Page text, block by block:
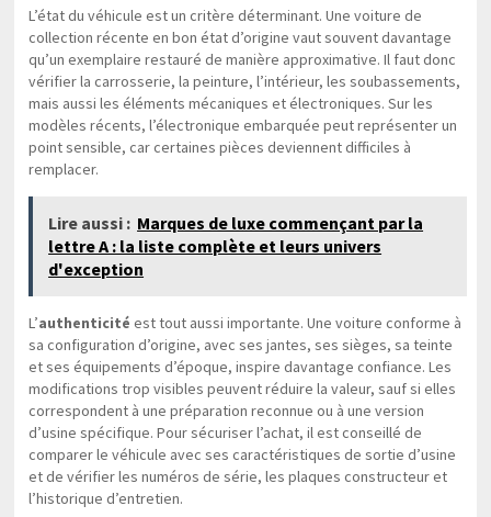
L’état du véhicule est un critère déterminant. Une voiture de
collection récente en bon état d’origine vaut souvent davantage
qu’un exemplaire restauré de manière approximative. Il faut donc
vérifier la carrosserie, la peinture, l’intérieur, les soubassements,
mais aussi les éléments mécaniques et électroniques. Sur les
modèles récents, l’électronique embarquée peut représenter un
point sensible, car certaines pièces deviennent difficiles à
remplacer.
Lire aussi : Marques de luxe commençant par la
lettre A : la liste complète et leurs univers
d'exception
L’authenticité est tout aussi importante. Une voiture conforme à
sa configuration d’origine, avec ses jantes, ses sièges, sa teinte
et ses équipements d’époque, inspire davantage confiance. Les
modifications trop visibles peuvent réduire la valeur, sauf si elles
correspondent à une préparation reconnue ou à une version
d’usine spécifique. Pour sécuriser l’achat, il est conseillé de
comparer le véhicule avec ses caractéristiques de sortie d’usine
et de vérifier les numéros de série, les plaques constructeur et
l’historique d’entretien.